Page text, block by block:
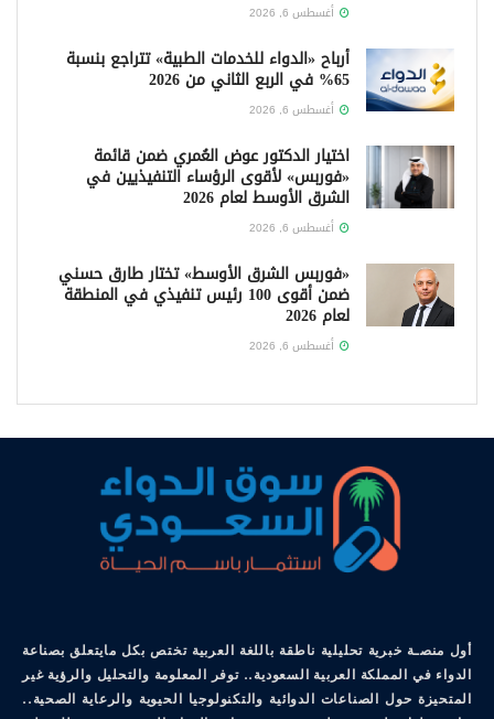
أغسطس 6, 2026
أرباح «الدواء للخدمات الطبية» تتراجع بنسبة
65% في الربع الثاني من 2026
أغسطس 6, 2026
اختيار الدكتور عوض العُمري ضمن قائمة
«فوربس» لأقوى الرؤساء التنفيذيين في
الشرق الأوسط لعام 2026
أغسطس 6, 2026
«فوربس الشرق الأوسط» تختار طارق حسني
ضمن أقوى 100 رئيس تنفيذي في المنطقة
لعام 2026
أغسطس 6, 2026
أول منصـة خبرية تحليلية ناطقة باللغة العربية تختص بكل مايتعلق بصناعة
الدواء في المملكة العربية السعودية.. توفر المعلومة والتحليل والرؤية غير
المتحيزة حول الصناعات الدوائية والتكنولوجيا الحيوية والرعاية الصحية..